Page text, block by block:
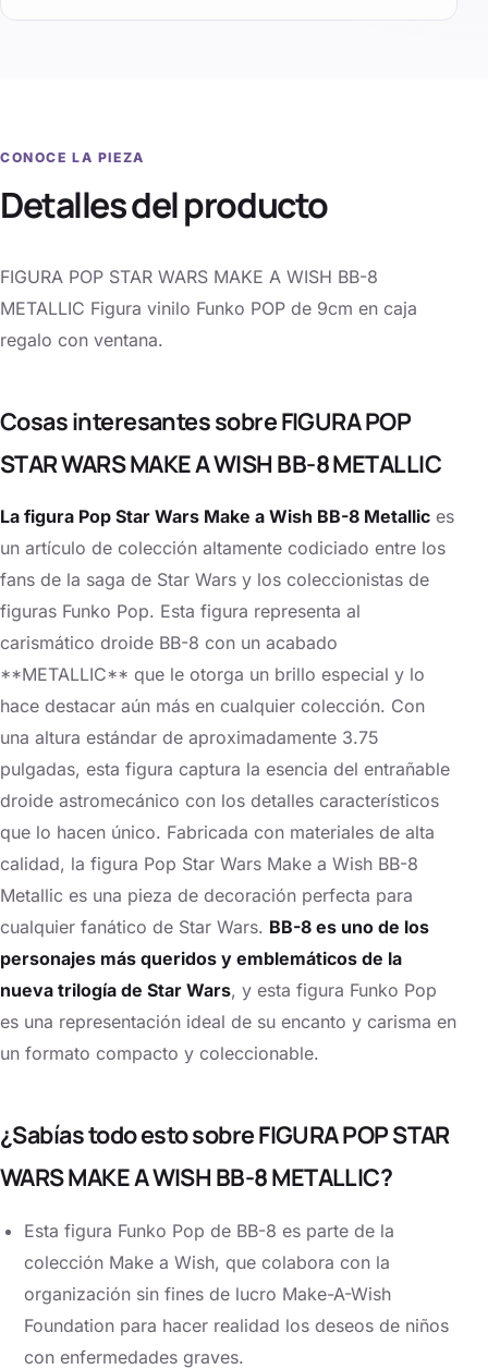
CONOCE LA PIEZA
Detalles del producto
FIGURA POP STAR WARS MAKE A WISH BB-8
METALLIC Figura vinilo Funko POP de 9cm en caja
regalo con ventana.
Cosas interesantes sobre FIGURA POP
STAR WARS MAKE A WISH BB-8 METALLIC
La figura Pop Star Wars Make a Wish BB-8 Metallic es
un artículo de colección altamente codiciado entre los
fans de la saga de Star Wars y los coleccionistas de
figuras Funko Pop. Esta figura representa al
carismático droide BB-8 con un acabado
**METALLIC** que le otorga un brillo especial y lo
hace destacar aún más en cualquier colección. Con
una altura estándar de aproximadamente 3.75
pulgadas, esta figura captura la esencia del entrañable
droide astromecánico con los detalles característicos
que lo hacen único. Fabricada con materiales de alta
calidad, la figura Pop Star Wars Make a Wish BB-8
Metallic es una pieza de decoración perfecta para
cualquier fanático de Star Wars. BB-8 es uno de los
personajes más queridos y emblemáticos de la
nueva trilogía de Star Wars, y esta figura Funko Pop
es una representación ideal de su encanto y carisma en
un formato compacto y coleccionable.
¿Sabías todo esto sobre FIGURA POP STAR
WARS MAKE A WISH BB-8 METALLIC?
Esta figura Funko Pop de BB-8 es parte de la
colección Make a Wish, que colabora con la
organización sin fines de lucro Make-A-Wish
Foundation para hacer realidad los deseos de niños
con enfermedades graves.